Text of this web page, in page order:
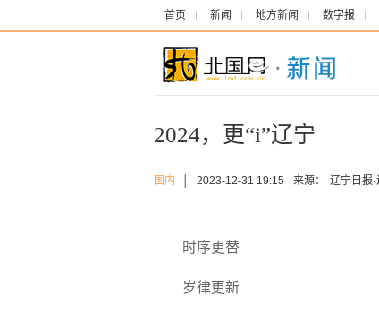
首页 新闻 地方新闻 数字报
2024，更“i”辽宁
国内 2023-12-31 19:15 来源： 辽宁日报
时序更替
岁律更新